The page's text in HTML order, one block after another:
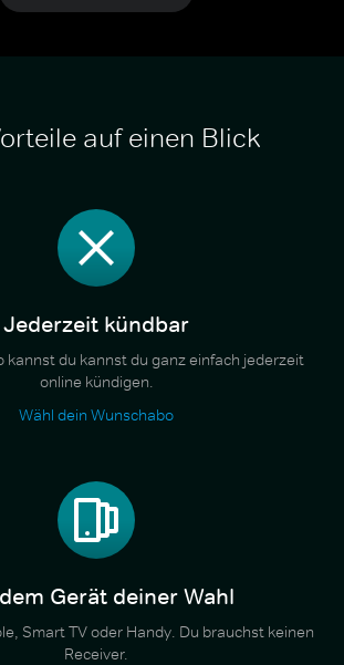
auf einen Blick
Jederzeit kündbar
kannst du kannst du ganz einfach jederzeit
online kündigen.
Wähl dein Wunschabo
Gerät deiner Wahl
Smart TV oder Handy. Du brauchst keinen
Receiver.